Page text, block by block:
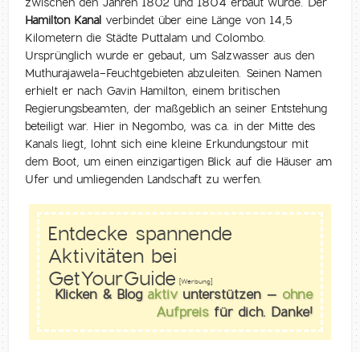
Hamilton Kanal verbindet über eine Länge von 14,5
Kilometern die Städte Puttalam und Colombo.
Ursprünglich wurde er gebaut, um Salzwasser aus den
Muthurajawela-Feuchtgebieten abzuleiten. Seinen Namen
erhielt er nach Gavin Hamilton, einem britischen
Regierungsbeamten, der maßgeblich an seiner Entstehung
beteiligt war. Hier in Negombo, was ca. in der Mitte des
Kanals liegt, lohnt sich eine kleine Erkundungstour mit
dem Boot, um einen einzigartigen Blick auf die Häuser am
Ufer und umliegenden Landschaft zu werfen.
Entdecke spannende
Aktivitäten bei
GetYourGuide [Werbung]
Klicken & Blog aktivunterstützen – ohne
Aufpreisfür dich. Danke!